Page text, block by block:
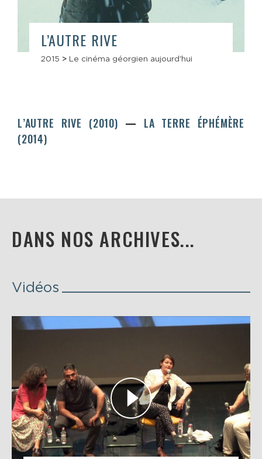
L’AUTRE RIVE
2015 > Le cinéma géorgien aujourd'hui
L’AUTRE RIVE (2010)
LA TERRE ÉPHÉMÈRE
(2014)
DANS NOS ARCHIVES...
Vidéos